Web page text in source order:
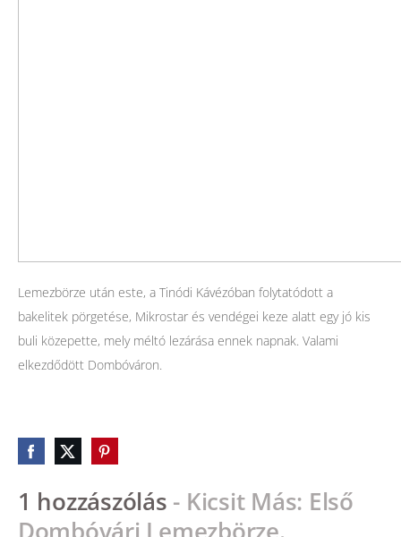
Lemezbörze után este, a Tinódi Kávézóban folytatódott a
bakelitek pörgetése, Mikrostar és vendégei keze alatt egy jó kis
buli közepette, mely méltó lezárása ennek napnak. Valami
elkezdődött Dombóváron.
1 hozzászólás - Kicsit Más: Első